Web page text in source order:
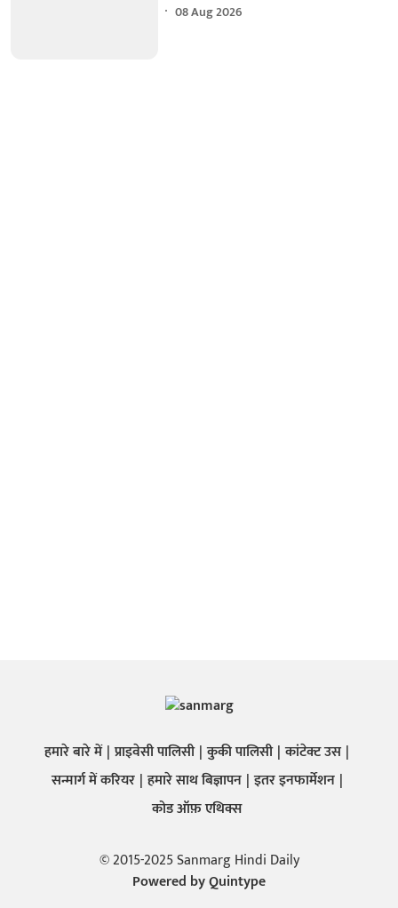
08 Aug 2026
हमारे बारे में प्राइवेसी पालिसी कुकी पालिसी कांटेक्ट उस
सन्मार्ग में करियर हमारे साथ बिज्ञापन इतर इनफार्मेशन
कोड ऑफ़ एथिक्स
© 2015-2025 Sanmarg Hindi Daily
Powered byQuintype